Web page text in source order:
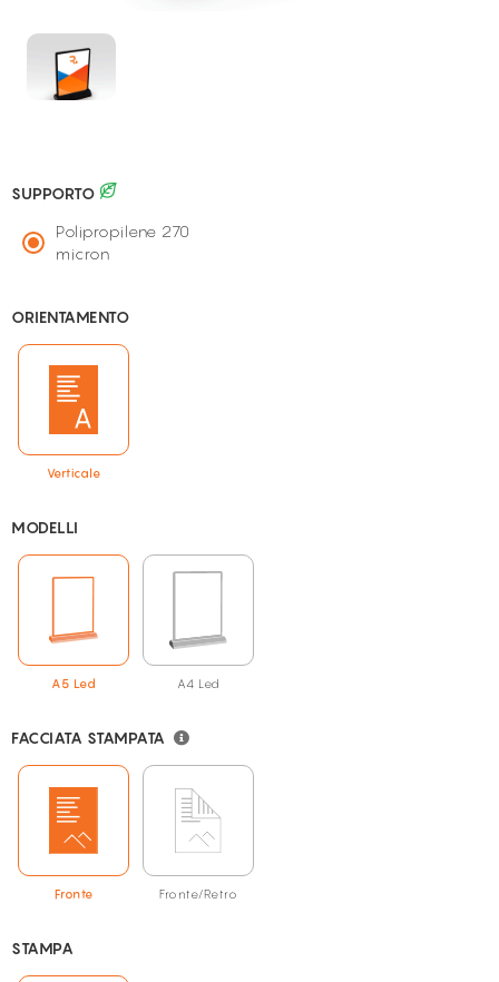
SUPPORTO
Polipropilene 270
micron
ORIENTAMENTO
Verticale
MODELLI
A5 Led A4 Led
FACCIATA STAMPATA
Fronte Fronte/Retro
STAMPA